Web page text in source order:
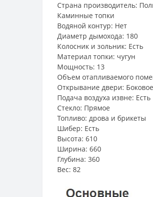
Страна производитель:
Каминные топки
Водяной контур: Нет
Диаметр дымохода: 180
Колосник и зольник: Есть
Материал топки: чугун
Мощность: 13
Объем отапливаемого
Открывание двери: Боковое
Подача воздуха извне: Есть
Стекло: Прямое
Топливо: дрова и брикеты
Шибер: Есть
Высота: 610
Ширина: 660
Глубина: 360
Вес: 82